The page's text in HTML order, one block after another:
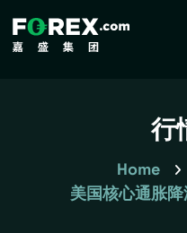
行
Home
美国核心通胀